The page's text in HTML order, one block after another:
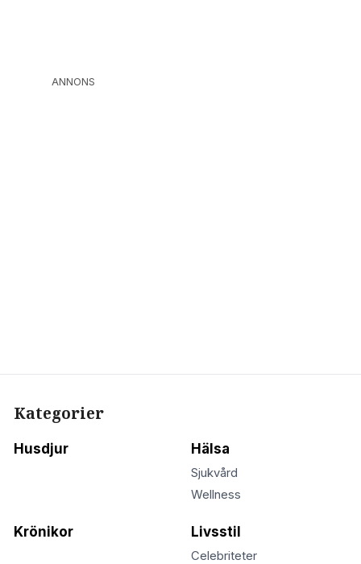
ANNONS
Kategorier
Husdjur Hälsa
Sjukvård
Wellness
Krönikor Livsstil
Celebriteter